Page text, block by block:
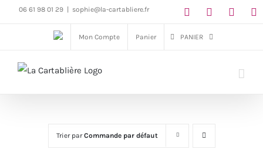
Passer06 61 98 01 29 sophie@la-cartabliere.fr
Mon Compte Panier PANIER
Trier parCommande par défaut